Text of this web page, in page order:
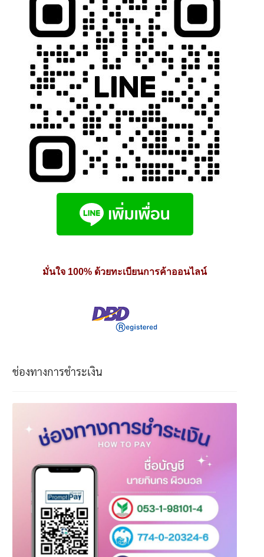
on
the
product
page
มั่นใจ 100% ด้วยทะเบียนการค้าออนไลน์
ช่องทางการชำระเงิน